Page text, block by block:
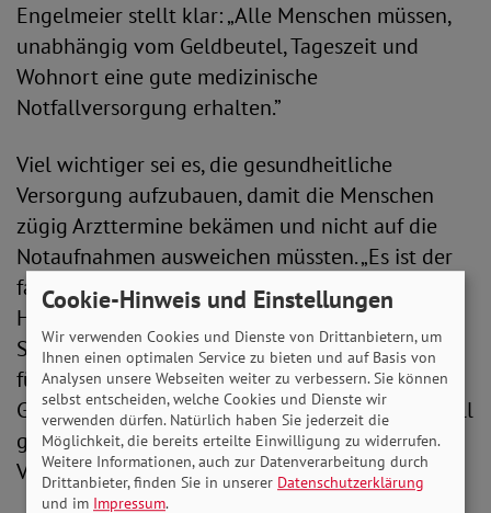
Engelmeier stellt klar: „Alle Menschen müssen,
unabhängig vom Geldbeutel, Tageszeit und
Wohnort eine gute medizinische
Notfallversorgung erhalten.”
Viel wichtiger sei es, die gesundheitliche
Versorgung aufzubauen, damit die Menschen
zügig Arzttermine bekämen und nicht auf die
Notaufnahmen ausweichen müssten. „Es ist der
falsche Ansatz, die Menschen durch finanzielle
Hürden abzuschrecken und die finanzielle
Schieflage der Krankenhäuser durch Gebühren
für Patient*innen auszugleichen. Das
Gesundheitssystem muss personell und finanziell
gestärkt werden für eine flächendeckende
Versorgung.“
Cookie-Hinweis und Einstellungen
Wir verwenden Cookies und Dienste von Drittanbietern, um
Ihnen einen optimalen Service zu bieten und auf Basis von
Analysen unsere Webseiten weiter zu verbessern. Sie können
selbst entscheiden, welche Cookies und Dienste wir
verwenden dürfen. Natürlich haben Sie jederzeit die
Möglichkeit, die bereits erteilte Einwilligung zu widerrufen.
Weitere Informationen, auch zur Datenverarbeitung durch
Drittanbieter, finden Sie in unserer Datenschutzerklärung
und im Impressum.